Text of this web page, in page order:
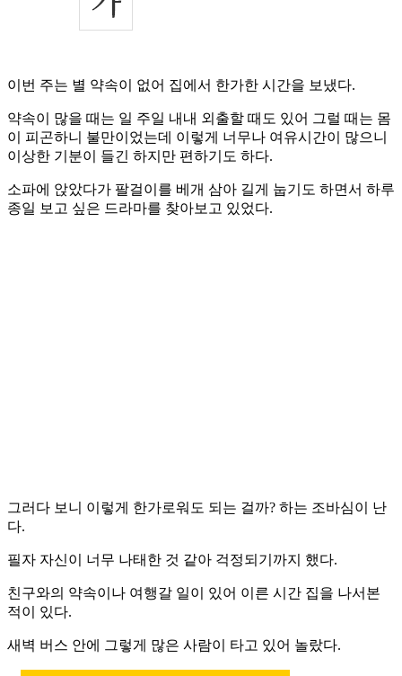
이번 주는 별 약속이 없어 집에서 한가한 시간을 보냈다.
약속이 많을 때는 일 주일 내내 외출할 때도 있어 그럴 때는 몸
이 피곤하니 불만이었는데 이렇게 너무나 여유시간이 많으니
이상한 기분이 들긴 하지만 편하기도 하다.
소파에 앉았다가 팔걸이를 베개 삼아 길게 눕기도 하면서 하루
종일 보고 싶은 드라마를 찾아보고 있었다.
그러다 보니 이렇게 한가로워도 되는 걸까? 하는 조바심이 난
다.
필자 자신이 너무 나태한 것 같아 걱정되기까지 했다.
친구와의 약속이나 여행갈 일이 있어 이른 시간 집을 나서본
적이 있다.
새벽 버스 안에 그렇게 많은 사람이 타고 있어 놀랐다.